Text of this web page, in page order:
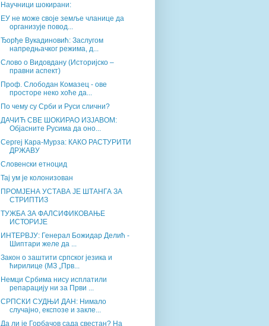
Научници шокирани:
ЕУ не може своје земље чланице да
организује повод...
Ђорђе Вукадиновић: Заслугом
напредњачког режима, д...
Слово о Видовдану (Историјско –
правни аспект)
Проф. Слободан Комазец - ове
просторе неко хоће да...
По чему су Срби и Руси слични?
ДАЧИЋ СВЕ ШОКИРАО ИЗЈАВОМ:
Објасните Русима да оно...
Сергеј Кара-Мурза: КАКО РАСТУРИТИ
ДРЖАВУ
Словенски етноцид
Тај ум је колонизован
ПРОМЈЕНА УСТАВА ЈЕ ШТАНГА ЗА
СТРИПТИЗ
ТУЖБА ЗА ФАЛСИФИКОВАЊЕ
ИСТОРИЈЕ
ИНТЕРВЈУ: Генерал Божидар Делић -
Шиптари желе да ...
Закон о заштити српског језика и
ћирилице (МЗ „Прв...
Немци Србима нису исплатили
репарацију ни за Први ...
СРПСКИ СУДЊИ ДАН: Нимало
случајно, експозе и закле...
Да ли је Горбачов сада свестан? На